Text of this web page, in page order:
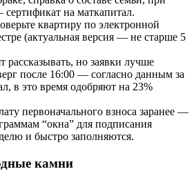
на маткапитал.
квартиру по электронной
(актуальная версия — не старше 5
рассказывать, но заявки лучше
после 16:00 — согласно данным за
в это время одобряют на 23%
первоначального взноса заранее —
“окна” для подписания
и быстро заполняются.
камни